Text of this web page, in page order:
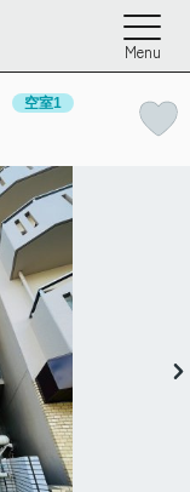
Menu
空室1